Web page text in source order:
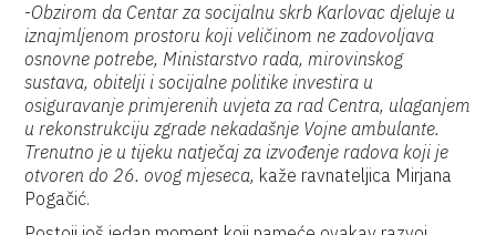
-Obzirom da Centar za socijalnu skrb Karlovac djeluje u
iznajmljenom prostoru koji veličinom ne zadovoljava
osnovne potrebe, Ministarstvo rada, mirovinskog
sustava, obitelji i socijalne politike investira u
osiguravanje primjerenih uvjeta za rad Centra, ulaganjem
u rekonstrukciju zgrade nekadašnje Vojne ambulante.
Trenutno je u tijeku natječaj za izvođenje radova koji je
otvoren do 26. ovog mjeseca, kaže ravnateljica Mirjana
Pogačić.